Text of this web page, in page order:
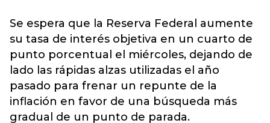
Se espera que la Reserva Federal aumente
su tasa de interés objetiva en un cuarto de
punto porcentual el miércoles, dejando de
lado las rápidas alzas utilizadas el año
pasado para frenar un repunte de la
inflación en favor de una búsqueda más
gradual de un punto de parada.